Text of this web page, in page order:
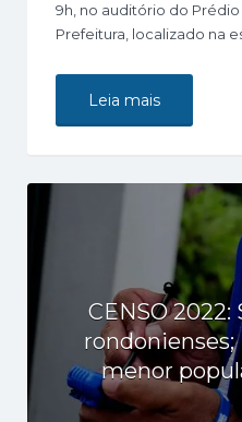
9h, no auditório do
Prefeitura, localizado na
Leia mais
CENSO 2022:
rondonienses;
menor